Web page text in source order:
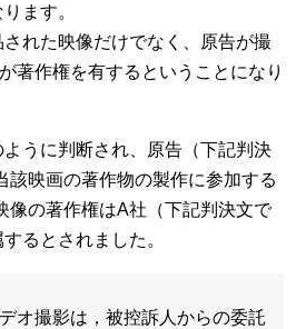
ます。
れた映像だけでなく、原告が撮
著作権を有するということになり
うに判断され、原告（下記判決
該映画の著作物の製作に参加する
像の著作権はA社（下記判決文で
るとされました。
オ撮影は，被控訴人からの委託